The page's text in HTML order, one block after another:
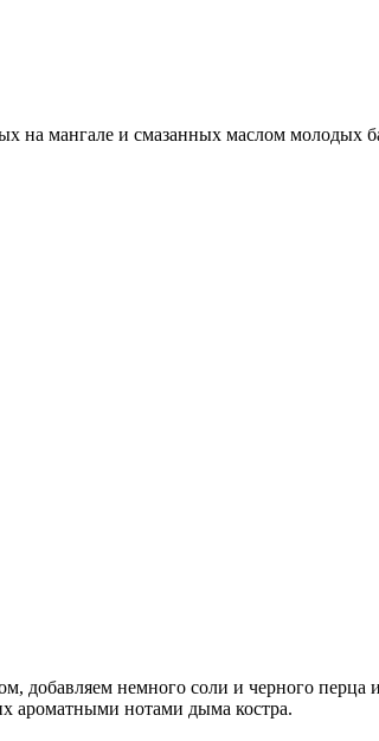
на мангале и смазанных маслом
добавляем немного соли и черного перца
ароматными нотами дыма костра.